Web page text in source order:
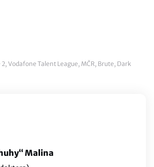
2, Vodafone Talent League, MČR, Brute, Dark
Malina